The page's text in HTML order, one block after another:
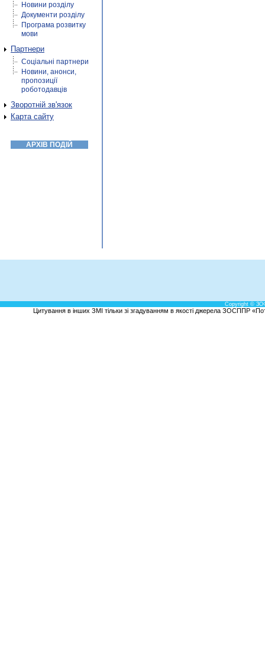
Новини розділу
Документи розділу
Програма розвитку
мови
Партнери
Соціальні партнери
Новини, анонси,
пропозиції
роботодавців
Зворотній зв'язок
Карта сайту
АРХІВ ПОДІЙ
Copyright ©
Цитування в інших ЗМІ тільки зі згадуванням в якості джерела ЗОСППР